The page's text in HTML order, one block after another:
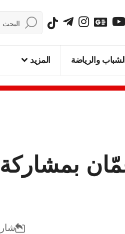
الشباب والرياضة المزيد